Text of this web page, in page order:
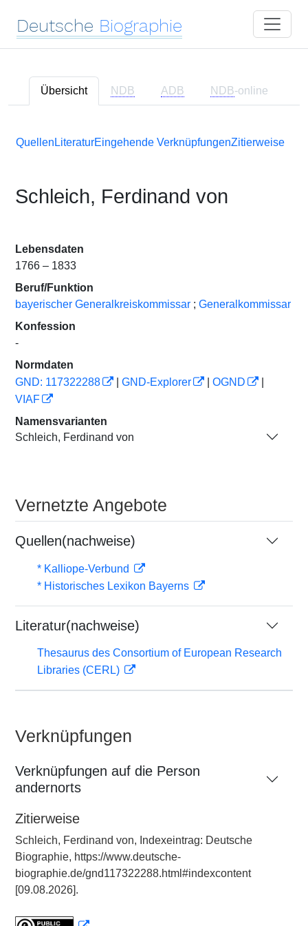
Deutsche Biographie
Übersicht NDB ADB NDB-online
Quellen LiteraturEingehende VerknüpfungenZitierweise
Schleich, Ferdinand von
Lebensdaten
1766 – 1833
Beruf/Funktion
bayerischer Generalkreiskommissar ; Generalkommissar
Konfession
-
Normdaten
GND: 117322288
GND-Explorer OGND
VIAF
Namensvarianten
Schleich, Ferdinand von
Vernetzte Angebote
Quellen(nachweise)
* Kalliope-Verbund
* Historisches Lexikon Bayerns
Literatur(nachweise)
Thesaurus des Consortium of European Research
Libraries (CERL)
Verknüpfungen
Verknüpfungen auf die Person
andernorts
Zitierweise
Schleich, Ferdinand von, Indexeintrag: Deutsche
Biographie, https://www.deutsche-
biographie.de/gnd117322288.html#indexcontent
[09.08.2026].